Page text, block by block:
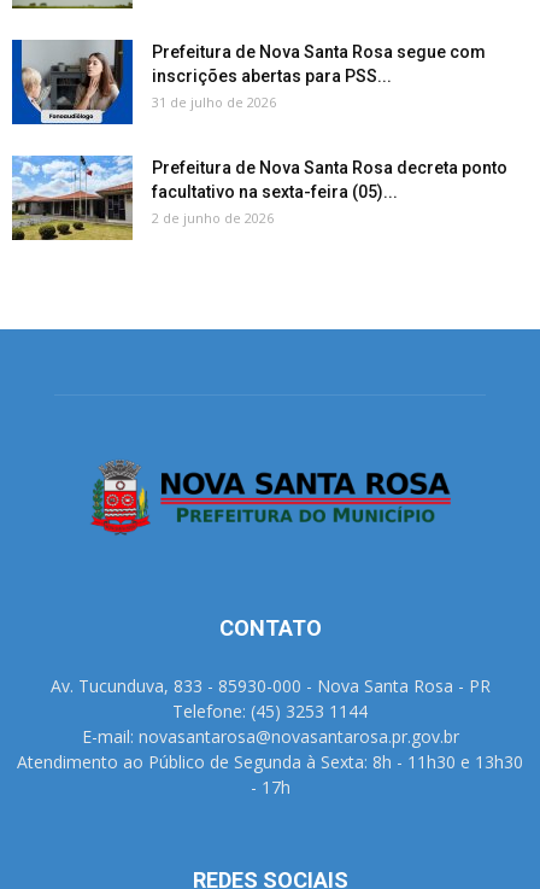
Prefeitura de Nova Santa Rosa segue com
inscrições abertas para PSS...
31 de julho de 2026
Prefeitura de Nova Santa Rosa decreta ponto
facultativo na sexta-feira (05)...
2 de junho de 2026
CONTATO
Av. Tucunduva, 833 - 85930-000 - Nova Santa Rosa - PR
Telefone: (45) 3253 1144
E-mail: novasantarosa@novasantarosa.pr.gov.br
Atendimento ao Público de Segunda à Sexta: 8h - 11h30 e 13h30
- 17h
REDES SOCIAIS